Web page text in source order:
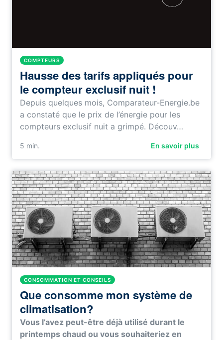
COMPTEURS
Hausse des tarifs appliqués pour
le compteur exclusif nuit !
Depuis quelques mois, Comparateur-Energie.be
a constaté que le prix de l’énergie pour les
compteurs exclusif nuit a grimpé. Découv…
5 min. En savoir plus
CONSOMMATION ET CONSEILS
Que consomme mon système de
climatisation?
Vous l’avez peut-être déjà utilisé durant le
printemps chaud ou vous souhaiteriez en